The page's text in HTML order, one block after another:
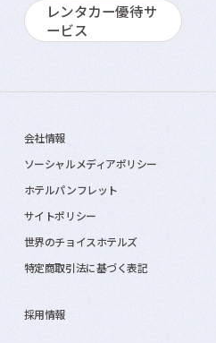
レンタカー優待サ
ービス
会社情報
ソーシャルメディアポリシー
ホテルパンフレット
サイトポリシー
世界のチョイスホテルズ
特定商取引法に基づく表記
採用情報